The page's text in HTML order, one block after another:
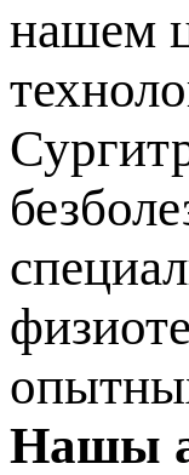
нашем
Нашы